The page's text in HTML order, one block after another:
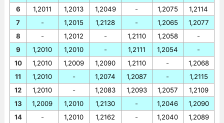
6
7
8
9
10
11
12
13
14
1,2011
-
-
1,2010
1,2010
1,2010
1,2010
1,2009
-
1,2013
1,2015
1,2012
1,2010
1,2009
-
-
1,2010
1,2010
1,2049
1,2128
-
-
1,2090
1,2074
1,2083
1,2130
1,2162
-
-
1,2110
1,2111
1,2110
1,2087
1,2093
-
-
1,2075
1,2065
1,2058
1,2054
-
-
1,2057
1,2046
1,2040
1,2114
1,2077
-
-
1,2068
1,2115
1,2109
1,2090
1,2089